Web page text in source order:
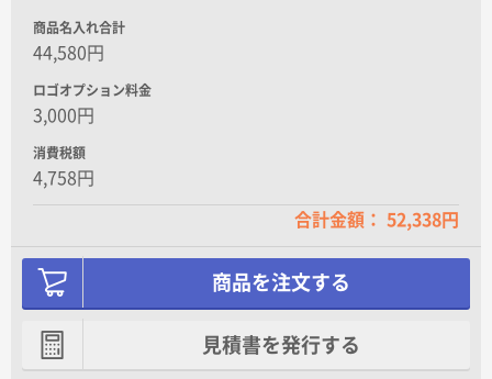
商品名入れ合計
44,580円
ロゴオプション料金
3,000円
消費税額
4,758円
合計金額： 52,338円
商品を注文する
見積書を発行する